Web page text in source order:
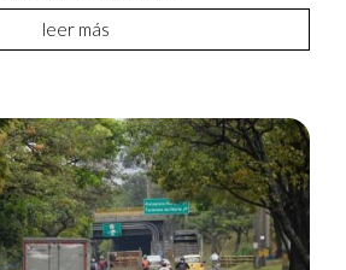
leer más